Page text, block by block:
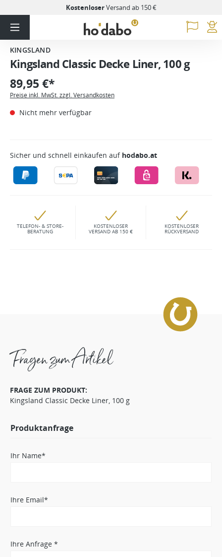
KostenloserVersand ab 150 €
KINGSLAND
Kingsland Classic Decke Liner, 100 g
89,95 €*
Preise inkl. MwSt. zzgl. Versandkosten
Nicht mehr verfügbar
Sicher und schnell einkaufen auf hodabo.at
TELEFON- & STORE-
BERATUNG
KOSTENLOSER
VERSAND AB 150 €
KOSTENLOSER
RÜCKVERSAND
Fragen zum Artikel
FRAGE ZUM PRODUKT:
Kingsland Classic Decke Liner, 100 g
Produktanfrage
Ihr Name*
Ihre Email*
Ihre Anfrage *